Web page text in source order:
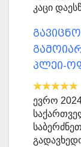
კაცი
პლეი-
ევრო